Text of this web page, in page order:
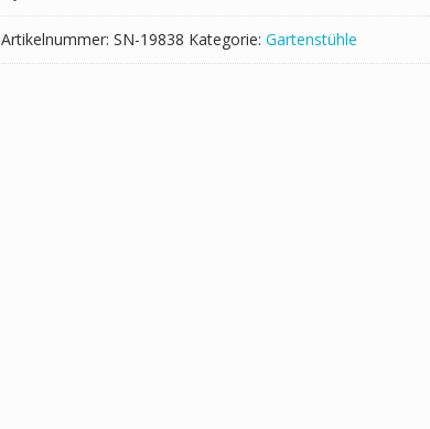
Menge
Artikelnummer: SN-19838 Kategorie: Gartenstühle